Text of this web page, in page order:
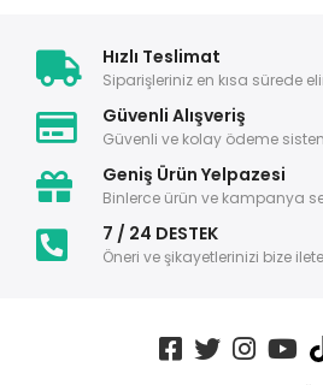
Hızlı Teslimat
Siparişleriniz en kısa sürede
Güvenli Alışveriş
Güvenli ve kolay ödeme
Geniş Ürün Yelpazesi
Binlerce ürün ve kampanya
7 / 24 DESTEK
Öneri ve şikayetlerinizi bize